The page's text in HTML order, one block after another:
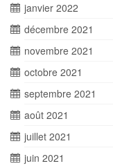
janvier 2022
décembre 2021
novembre 2021
octobre 2021
septembre 2021
août 2021
juillet 2021
juin 2021